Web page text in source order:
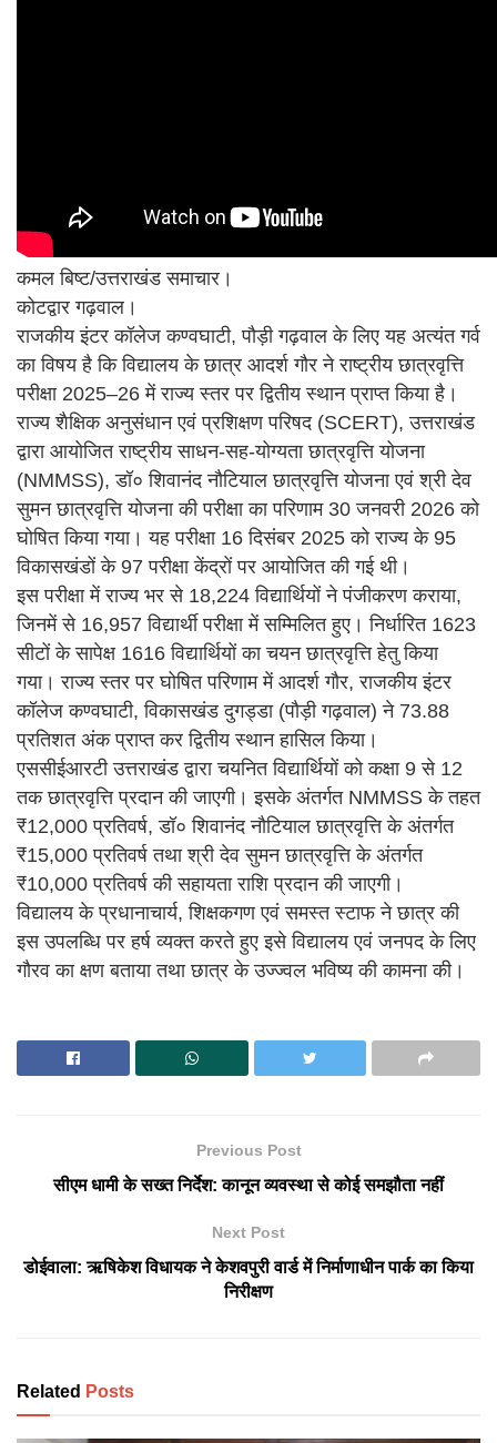
कमल बिष्ट/उत्तराखंड समाचार।
कोटद्वार गढ़वाल।
राजकीय इंटर कॉलेज कण्वघाटी, पौड़ी गढ़वाल के लिए यह अत्यंत गर्व
का विषय है कि विद्यालय के छात्र आदर्श गौर ने राष्ट्रीय छात्रवृत्ति
परीक्षा 2025–26 में राज्य स्तर पर द्वितीय स्थान प्राप्त किया है।
राज्य शैक्षिक अनुसंधान एवं प्रशिक्षण परिषद (SCERT), उत्तराखंड
द्वारा आयोजित राष्ट्रीय साधन-सह-योग्यता छात्रवृत्ति योजना
(NMMSS), डॉ० शिवानंद नौटियाल छात्रवृत्ति योजना एवं श्री देव
सुमन छात्रवृत्ति योजना की परीक्षा का परिणाम 30 जनवरी 2026 को
घोषित किया गया। यह परीक्षा 16 दिसंबर 2025 को राज्य के 95
विकासखंडों के 97 परीक्षा केंद्रों पर आयोजित की गई थी।
इस परीक्षा में राज्य भर से 18,224 विद्यार्थियों ने पंजीकरण कराया,
जिनमें से 16,957 विद्यार्थी परीक्षा में सम्मिलित हुए। निर्धारित 1623
सीटों के सापेक्ष 1616 विद्यार्थियों का चयन छात्रवृत्ति हेतु किया
गया। राज्य स्तर पर घोषित परिणाम में आदर्श गौर, राजकीय इंटर
कॉलेज कण्वघाटी, विकासखंड दुगड्डा (पौड़ी गढ़वाल) ने 73.88
प्रतिशत अंक प्राप्त कर द्वितीय स्थान हासिल किया।
एससीईआरटी उत्तराखंड द्वारा चयनित विद्यार्थियों को कक्षा 9 से 12
तक छात्रवृत्ति प्रदान की जाएगी। इसके अंतर्गत NMMSS के तहत
₹12,000 प्रतिवर्ष, डॉ० शिवानंद नौटियाल छात्रवृत्ति के अंतर्गत
₹15,000 प्रतिवर्ष तथा श्री देव सुमन छात्रवृत्ति के अंतर्गत
₹10,000 प्रतिवर्ष की सहायता राशि प्रदान की जाएगी।
विद्यालय के प्रधानाचार्य, शिक्षकगण एवं समस्त स्टाफ ने छात्र की
इस उपलब्धि पर हर्ष व्यक्त करते हुए इसे विद्यालय एवं जनपद के लिए
गौरव का क्षण बताया तथा छात्र के उज्ज्वल भविष्य की कामना की।
Previous Post
सीएम धामी के सख्त निर्देश: कानून व्यवस्था से कोई समझौता नहीं
Next Post
डोईवाला: ऋषिकेश विधायक ने केशवपुरी वार्ड में निर्माणाधीन पार्क का किया
निरीक्षण
Related Posts